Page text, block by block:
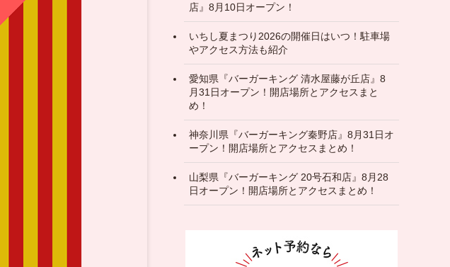
店』8月10日オープン！
いちし夏まつり2026の開催日はいつ！駐車場
やアクセス方法も紹介
愛知県『バーガーキング 清水屋藤が丘店』8
月31日オープン！開店場所とアクセスまと
め！
神奈川県『バーガーキング秦野店』8月31日オ
ープン！開店場所とアクセスまとめ！
山梨県『バーガーキング 20号石和店』8月28
日オープン！開店場所とアクセスまとめ！